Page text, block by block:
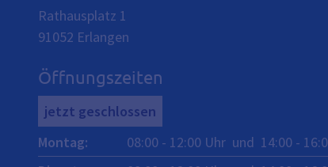
Rathausplatz 1
91052 Erlangen
Öffnungszeiten
jetzt geschlossen
Montag: 08:00 - 12:00 Uhr und 14:00 -